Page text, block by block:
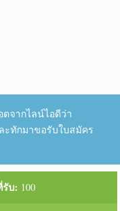
จากไลน์ไอดีว่า
ละทักมาขอรับใบสมัคร
บ: 100